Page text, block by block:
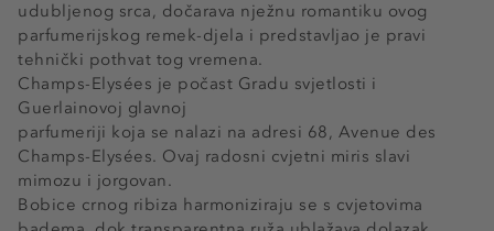
udubljenog srca, dočarava nježnu romantiku ovog
parfumerijskog remek-djela i predstavljao je pravi
tehnički pothvat tog vremena.
Champs-Elysées je počast Gradu svjetlosti i
Guerlainovoj glavnoj
parfumeriji koja se nalazi na adresi 68, Avenue des
Champs-Elysées. Ovaj radosni cvjetni miris slavi
mimozu i jorgovan.
Bobice crnog ribiza harmoniziraju se s cvjetovima